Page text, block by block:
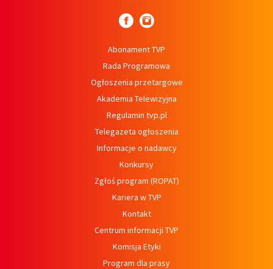
Abonament TVP
Rada Programowa
Ogłoszenia przetargowe
Akademia Telewizyjna
Regulamin tvp.pl
Telegazeta ogłoszenia
Informacje o nadawcy
Konkursy
Zgłoś program (ROPAT)
Kariera w TVP
Kontakt
Centrum informacji TVP
Komisja Etyki
Program dla prasy